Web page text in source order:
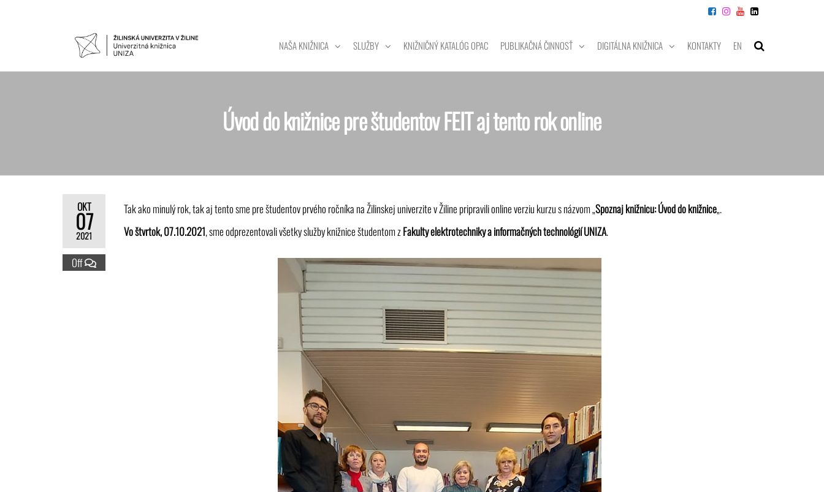
UNIVERZITNÁ
KNIŽNICA
NAŠA KNIŽNICA SLUŽBY KNIŽNIČNÝ KATALÓG OPAC PUBLIKAČNÁ ČINNOSŤ DIGITÁLNA KNIŽNICA KONTAKTY EN
Úvod do knižnice pre študentov FEIT aj tento rok online
OKT
07
2021
Off
Tak ako minulý rok, tak aj tento sme pre študentov prvého ročníka na Žilinskej univerzite v Žiline pripravili online verziu kurzu s názvom „Spoznaj knižnicu: Úvod do knižnice„.
Vo štvrtok, 07.10.2021, sme odprezentovali všetky služby knižnice študentom zFakulty elektrotechniky a informačných technológií UNIZA.